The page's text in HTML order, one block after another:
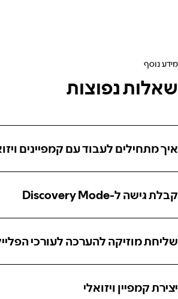
מידע נוסף
שאלות נפוצות
איך מתחילים לעבוד עם קמפיינים
איך מתחילים לעבוד עם קמפיינים
קבלת גישה ל-Discovery Mode
קבלת גישה ל-Discovery Mode
שליחת מוזיקה להערכה לעורכי
שליחת מוזיקה להערכה לעורכי
יצירת קמפיין ויזואלי
יצירת קמפיין ויזואלי